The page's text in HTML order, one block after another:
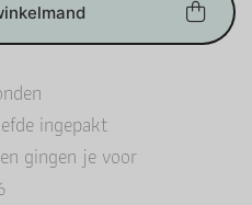
ingepakt
gingen je voor